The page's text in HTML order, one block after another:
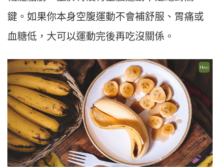
鍵。如果你本身空腹運動不會補舒服、胃痛或
血糖低，大可以運動完後再吃沒關係。